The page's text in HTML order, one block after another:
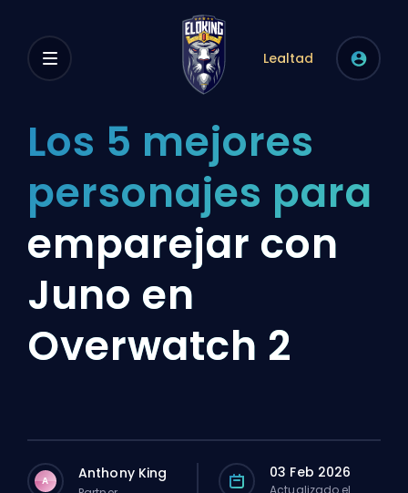
Lealtad
Los 5 mejores
personajes para
emparejar con
Juno en
Overwatch 2
A Anthony King 03 Feb 2026
Actualizado el